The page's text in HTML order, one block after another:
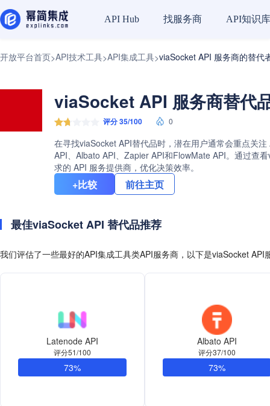
API Hub 找服务商 API知识库
开放平台首页>API技术工具>API集成工具>viaSocket API 服务商的替代
viaSocket API 服务商替代
评分 35/100 0
在寻找viaSocket API替代品时，潜在用户通常会重点关
API、Albato API、Zapier API和FlowMate API。通过查
求的 API 服务提供商，优化决策效率。
+比较 前往主页
最佳viaSocket API 替代品推荐
我们评估了一些最好的API集成工具类API服务商，以下是viaSocket API
Latenode API
评分51/100
73%
Albato API
评分37/100
73%